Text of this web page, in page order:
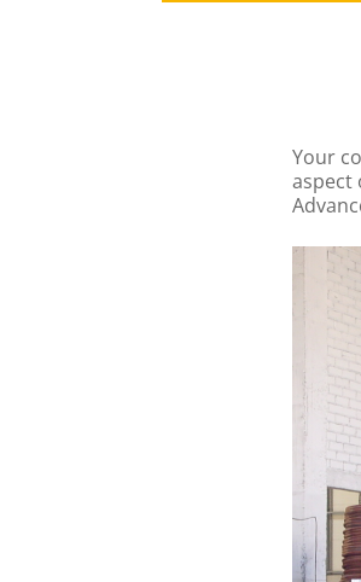
Your
aspect